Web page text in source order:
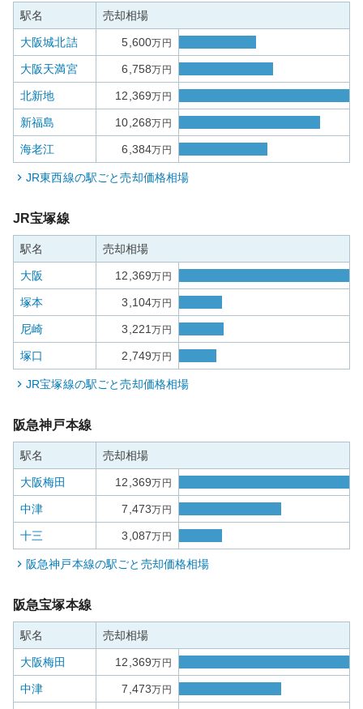
駅名 売却相場
大阪城北詰 5,600万円
大阪天満宮 6,758万円
北新地 12,369万円
新福島 10,268万円
海老江 6,384万円
JR東西線の駅ごと売却価格相場
JR宝塚線
駅名 売却相場
大阪 12,369万円
塚本 3,104万円
尼崎 3,221万円
塚口 2,749万円
JR宝塚線の駅ごと売却価格相場
阪急神戸本線
駅名 売却相場
大阪梅田 12,369万円
中津 7,473万円
十三 3,087万円
阪急神戸本線の駅ごと売却価格相場
阪急宝塚本線
駅名 売却相場
大阪梅田 12,369万円
中津 7,473万円